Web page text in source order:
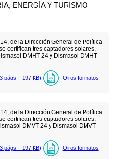
ENERGÍA Y TURISMO
de la Dirección General de Política
certifican tres captadores solares,
DMHT-24 y Dismasol DMHT-
págs. - 197 KB) Otros formatos
de la Dirección General de Política
certifican tres captadores solares,
DMVT-24 y Dismasol DMVT-
págs. - 197 KB) Otros formatos